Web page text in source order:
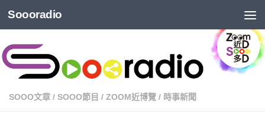
Soooradio
SOOO文章 / SOOO節目 / ZOOM近博覽 / 時事新聞